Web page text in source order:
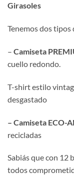
Girasoles
Tenemos dos tipos
– Camiseta
cuello redondo.
T-shirt estilo
desgastado
– Camiseta ECO-
recicladas
Sabiás que con 12
todos